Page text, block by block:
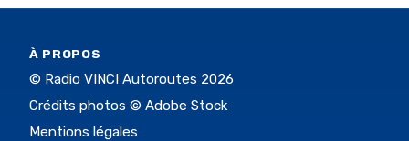
À PROPOS
© Radio VINCI Autoroutes 2026
Crédits photos © Adobe Stock
Mentions légales